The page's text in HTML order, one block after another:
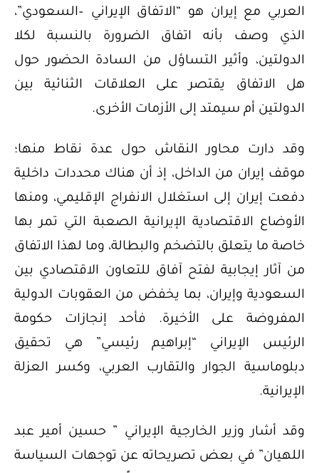
العربي مع إيران هو “الاتفاق الإيراني –السعودي”،
الذي وصف بأنه اتفاق الضرورة بالنسبة لكلا
الدولتين، وأثير التساؤل من السادة الحضور حول
هل الاتفاق يقتصر على العلاقات الثنائية بين
الدولتين أم سيمتد إلى الأزمات الأخرى.
وقد دارت محاور النقاش حول عدة نقاط منها؛
موقف إيران من الداخل، إذ أن هناك محددات داخلية
دفعت إيران إلى استغلال الانفراج الإقليمي، ومنها
الأوضاع الاقتصادية الإيرانية الصعبة التي تمر بها
خاصة ما يتعلق بالتضخم والبطالة، وما لهذا الاتفاق
من آثار إيجابية لفتح آفاق للتعاون الاقتصادي بين
السعودية وإيران، بما يخفض من العقوبات الدولية
المفروضة على الأخيرة. فأحد إنجازات حكومة
الرئيس الإيراني “إبراهيم رئيسي” هي تحقيق
دبلوماسية الجوار والتقارب العربي، وكسر العزلة
الإيرانية.
وقد أشار وزير الخارجية الإيراني ” حسين أمير عبد
اللهيان” في بعض تصريحاته عن توجهات السياسة